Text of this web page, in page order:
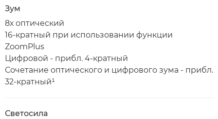
Зум
8х оптический
16-кратный при использовании функции
ZoomPlus
Цифровой - прибл. 4-кратный
Сочетание оптического и цифрового зума - прибл.
32-кратный¹
Светосила